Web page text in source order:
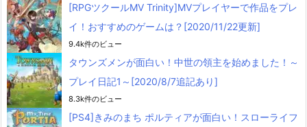
[RPGツクールMV Trinity]MVプレイヤーで作品をプレ
イ！おすすめのゲームは？[2020/11/22更新]
9.4k件のビュー
タウンズメンが面白い！中世の領主を始めました！～
プレイ日記1～[2020/8/7追記あり]
8.3k件のビュー
[PS4]きみのまち ポルティアが面白い！スローライフ